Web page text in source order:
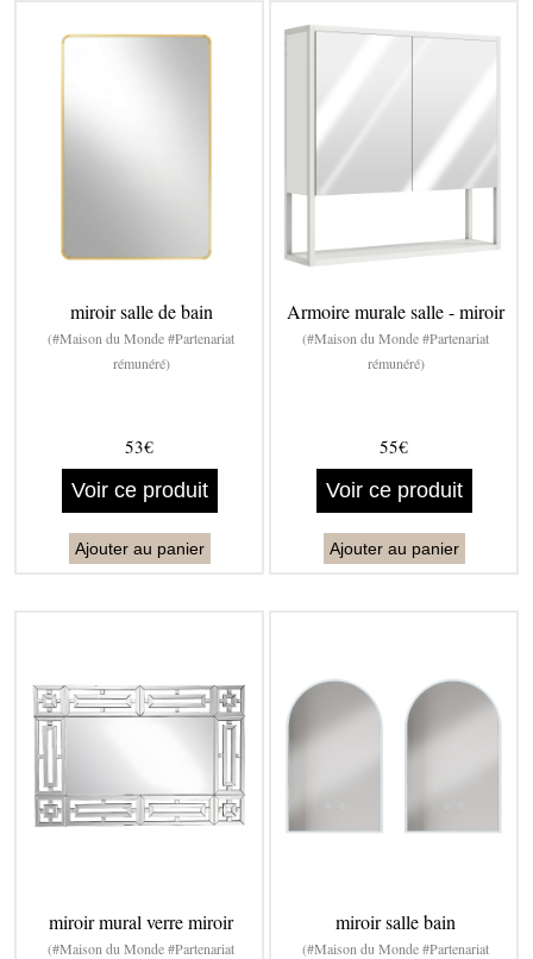
miroir salle de bain
(#Maison du Monde #Partenariat
rémunéré)
53€
Voir ce produit
Ajouter au panier
Armoire murale salle - miroir
(#Maison du Monde #Partenariat
rémunéré)
55€
Voir ce produit
Ajouter au panier
miroir mural verre miroir
(#Maison du Monde #Partenariat
miroir salle bain
(#Maison du Monde #Partenariat